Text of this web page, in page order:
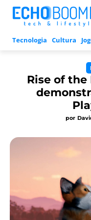
Tecnologia Cultura
Rise of the
por